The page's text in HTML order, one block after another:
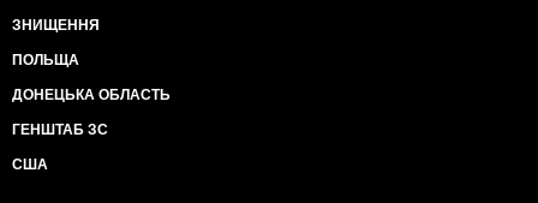
ЗНИЩЕННЯ
ПОЛЬЩА
ДОНЕЦЬКА ОБЛАСТЬ
ГЕНШТАБ ЗС
США